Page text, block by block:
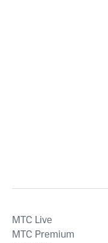
MTС Live
MTС Premium